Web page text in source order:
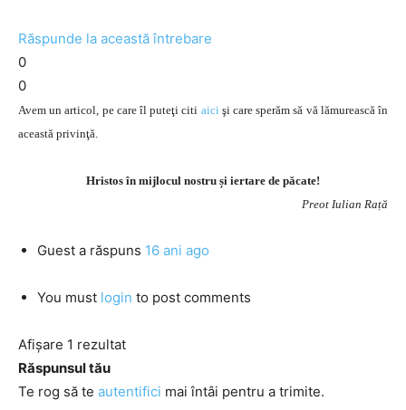
Răspunde la această întrebare
0
0
Avem un articol, pe care îl puteţi citi aici şi care sperăm să vă lămurească în
această privinţă.
Hristos în mijlocul nostru și iertare de păcate!
Preot Iulian Rață
Guest a răspuns 16 ani ago
You must login to post comments
Afișare 1 rezultat
Răspunsul tău
Te rog să te autentifici mai întâi pentru a trimite.